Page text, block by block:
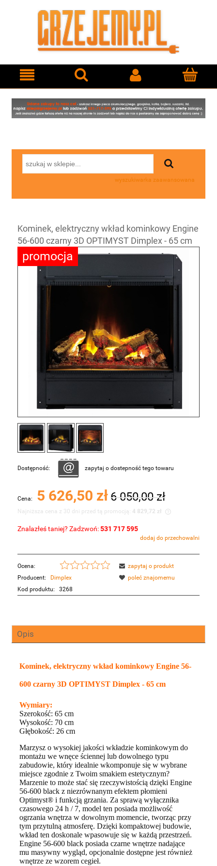
wyszukiwarka zaawansowana
Kominek, elektryczny wkład kominkowy Engine
56-600 czarny 3D OPTIMYST Dimplex - 65 cm
promocja
Dostępność: zapytaj o dostepność tego towaru
Cena: 5 626,50 zł 6 050,00 zł
Najniższa cena z 30 dni przed tą promocją: 4 829,72 zł
Jeżeli produkt jest sprzedawany krócej niż 30
dni, wyświetlana jest najniższa cena od
sprzedaży.
Znalazłeś taniej? Zadzwoń:531 717 595
dodaj do przechowalni
Ocena:
Producent:
Dimplex
Kod produktu:
3268
zapytaj o produkt
poleć znajomemu
Opis
Kominek, elektryczny wkład kominkowy Engine 56-
600 czarny 3D OPTIMYST Dimplex - 65 cm
Wymiary:
Szerokość: 65 cm
Wysokość: 70 cm
Głębokość: 26 cm
Marzysz o wysokiej jakości wkładzie kominkowym do
montażu we wnęce ściennej lub dowolnego typu
zabudowie, który idealnie wkomponuje się w wybrane
miejsce zgodnie z Twoim smakiem estetycznym?
Marzenie to może stać się rzeczywistością dzięki Engine
56-600 black z niezrównanym efektem płomieni
Optimyst® i funkcją grzania. Za sprawą wyłącznika
czasowego 24 h / 7, model ten posiada możliwość
ogrzania wnętrza w dowolnym momencie, tworząc przy
tym przytulną atmosferę. Dzięki kompaktowej budowie,
wkład ten doskonale wpasowuje się w każdą przestrzeń.
Engine 56-600 black posiada czarne wnętrze nadające
mu masywny wygląd, opcjonalnie dostępne jest również
wnętrze ze wzorem cegieł.